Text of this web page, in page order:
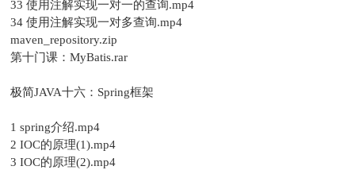
33 使用注解实现一对一的查询.mp4
34 使用注解实现一对多查询.mp4
maven_repository.zip
第十门课：MyBatis.rar
极简JAVA十六：Spring框架
1 spring介绍.mp4
2 IOC的原理(1).mp4
3 IOC的原理(2).mp4